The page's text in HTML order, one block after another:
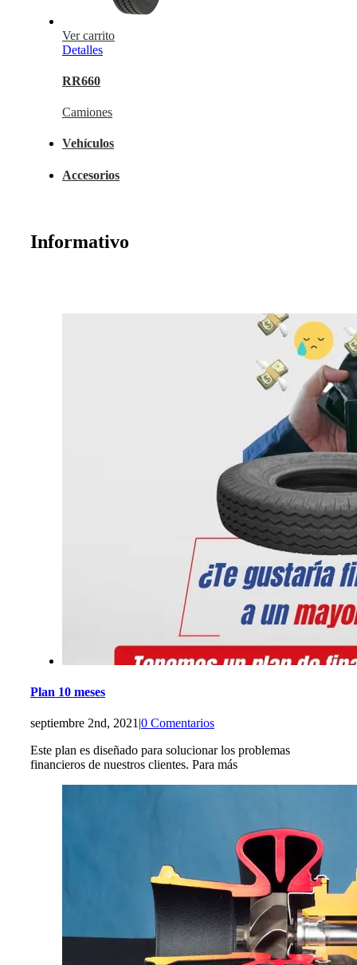
Ver carrito
Detalles
RR660
Camiones
Vehículos
Accesorios
Informativo
Plan 10 meses
septiembre 2nd, 2021 |0 Comentarios
Este plan es diseñado para solucionar los problemas
financieros de nuestros clientes. Para más